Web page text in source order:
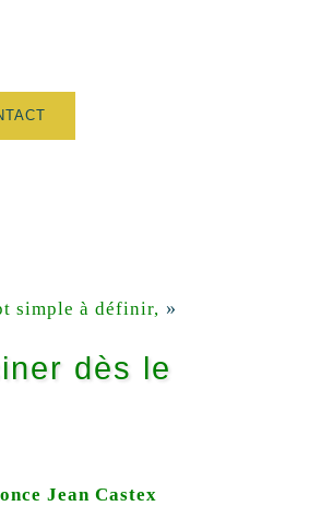
simple à définir, »
dès le
Jean Castex